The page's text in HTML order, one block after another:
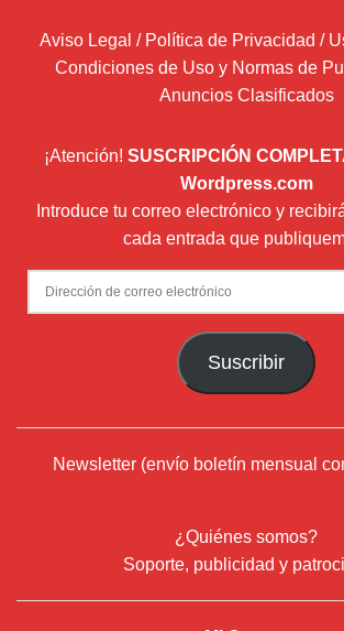
Aviso Legal / Política de Privacidad /
Condiciones de Uso y Normas de
Anuncios Clasificados
¡Atención! SUSCRIPCIÓN
Wordpress.com
Introduce tu correo electrónico y
cada entrada que
Dirección
de
Suscribir
Newsletter (envío boletín mensual
¿Quiénes somos?
Soporte, publicidad y